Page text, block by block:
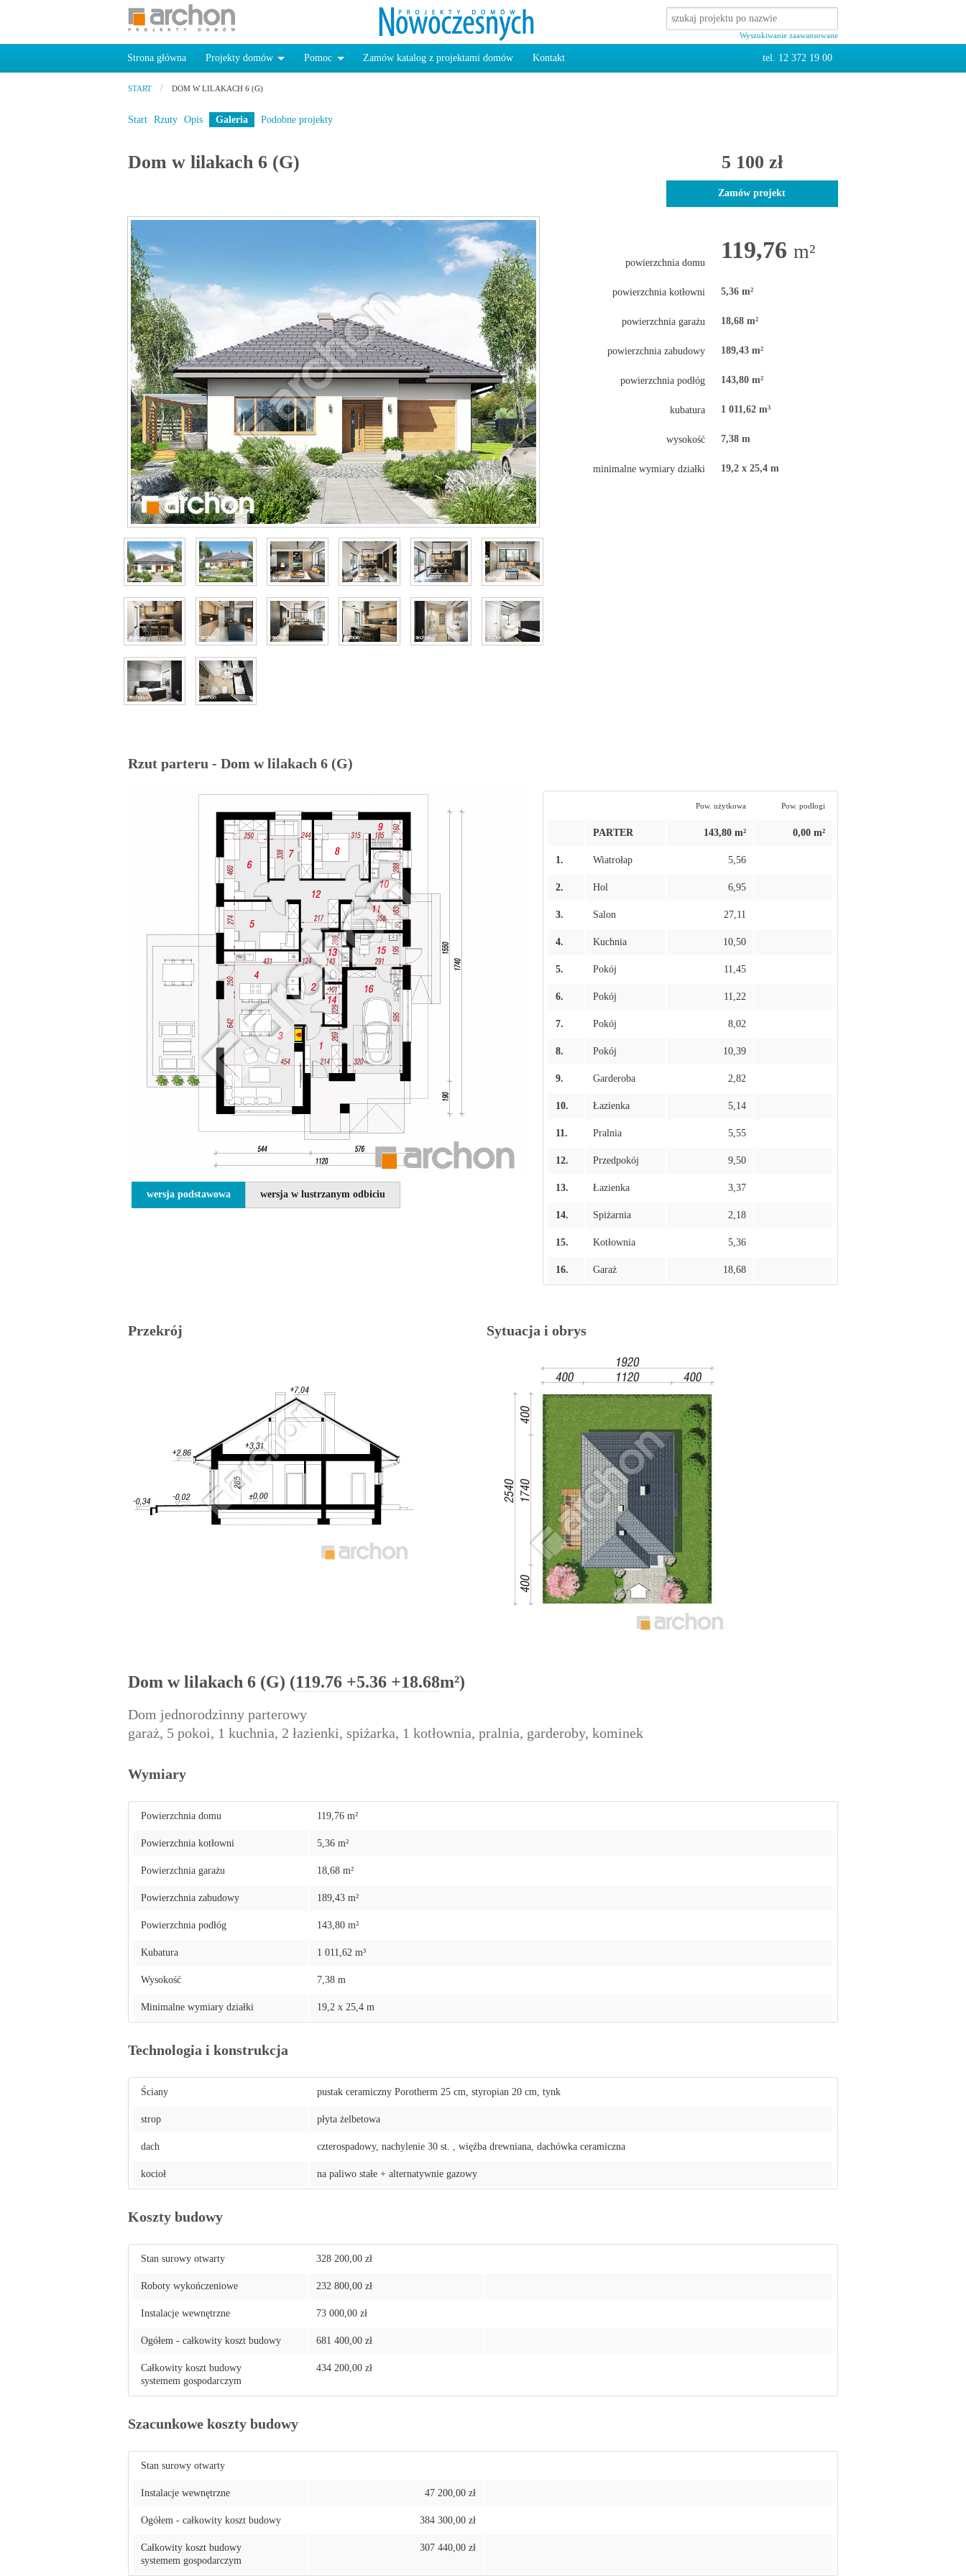
Wyszukiwanie zaawansowane
Strona główna tel. 12 372 19 00
Projekty domów Pomoc Zamów katalog z projektami domów Kontakt
START DOM W LILAKACH 6 (G)
Start Rzuty Opis Galeria Podobne projekty
Dom w lilakach 6 (G) 5 100 zł
Zamów projekt
powierzchnia domu 119,76 m²
powierzchnia kotłowni 5,36 m²
powierzchnia garażu 18,68 m²
powierzchnia zabudowy 189,43 m²
powierzchnia podłóg 143,80 m²
kubatura 1 011,62 m³
wysokość 7,38 m
minimalne wymiary działki 19,2 x 25,4 m
Rzut parteru - Dom w lilakach 6 (G)
wersja podstawowa wersja w lustrzanym odbiciu
Pow. użytkowa Pow. podłogi
PARTER 143,80 m² 0,00 m²
1. Wiatrołap 5,56
2. Hol 6,95
3. Salon 27,11
4. Kuchnia 10,50
5. Pokój 11,45
6. Pokój 11,22
7. Pokój 8,02
8. Pokój 10,39
9. Garderoba 2,82
10. Łazienka 5,14
11. Pralnia 5,55
12. Przedpokój 9,50
13. Łazienka 3,37
14. Spiżarnia 2,18
15. Kotłownia 5,36
16. Garaż 18,68
Przekrój Sytuacja i obrys
Dom w lilakach 6 (G) (119.76 +5.36 +18.68m²)
Dom jednorodzinny parterowy
garaż, 5 pokoi, 1 kuchnia, 2 łazienki, spiżarka, 1 kotłownia, pralnia, garderoby, kominek
Wymiary
Powierzchnia domu 119,76 m²
Powierzchnia kotłowni 5,36 m²
Powierzchnia garażu 18,68 m²
Powierzchnia zabudowy 189,43 m²
Powierzchnia podłóg 143,80 m²
Kubatura 1 011,62 m³
Wysokość 7,38 m
Minimalne wymiary działki 19,2 x 25,4 m
Technologia i konstrukcja
Ściany pustak ceramiczny Porotherm 25 cm, styropian 20 cm, tynk
strop płyta żelbetowa
dach czterospadowy, nachylenie 30 st. , więźba drewniana, dachówka ceramiczna
kocioł na paliwo stałe + alternatywnie gazowy
Koszty budowy
Stan surowy otwarty 328 200,00 zł
Roboty wykończeniowe 232 800,00 zł
Instalacje wewnętrzne 73 000,00 zł
Ogółem - całkowity koszt budowy 681 400,00 zł
Całkowity koszt budowy
systemem gospodarczym
434 200,00 zł
Szacunkowe koszty budowy
Stan surowy otwarty
Instalacje wewnętrzne 47 200,00 zł
Ogółem - całkowity koszt budowy 384 300,00 zł
Całkowity koszt budowy
systemem gospodarczym
307 440,00 zł